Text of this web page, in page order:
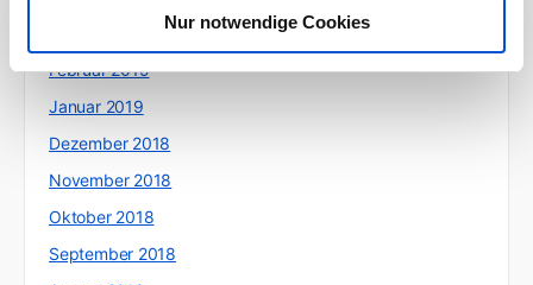
Nur notwendige Cookies
Februar 2019
Januar 2019
Dezember 2018
November 2018
Oktober 2018
September 2018